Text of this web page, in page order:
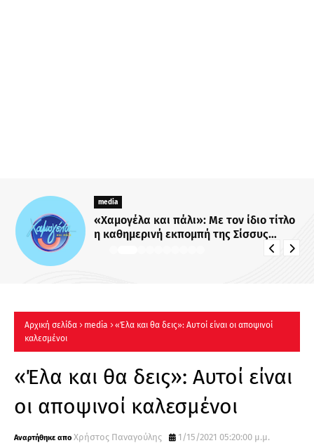
media
«Χαμογέλα και πάλι»: Με τον ίδιο τίτλο
η καθημερινή εκπομπή της Σίσσυς
Αρχική σελίδα media
«Έλα και θα δεις»: Αυτοί είναι οι αποψινοί
καλεσμένοι
«Έλα και θα δεις»: Αυτοί είναι
οι αποψινοί καλεσμένοι
Χρήστος Παναγούλης 1/15/2021 05:20:00 μ.μ.